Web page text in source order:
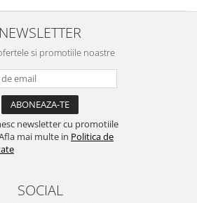
NEWSLETTER
si promotiile noastre
newsletter cu promotiile
mai multe in Politica de
SOCIAL